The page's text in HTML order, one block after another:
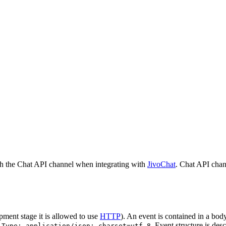
the Chat API channel when integrating with JivoChat. Chat API
stage it is allowed to use HTTP). An event is contained in a